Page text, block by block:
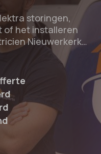
storingen,
of het installeren
Nieuwerkerk…